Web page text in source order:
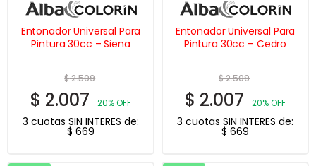
Entonador Universal Para
Pintura 30cc – Siena
$2.509
$ 2.007 20% OFF
3 cuotas SIN INTERES de:
$ 669
Entonador Universal Para
Pintura 30cc – Cedro
$2.509
$ 2.007 20% OFF
3 cuotas SIN INTERES de:
$ 669